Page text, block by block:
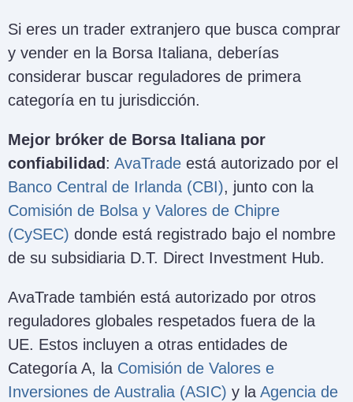
Si eres un trader extranjero que busca comprar
y vender en la Borsa Italiana, deberías
considerar buscar reguladores de primera
categoría en tu jurisdicción.
Mejor bróker de Borsa Italiana por
confiabilidad : AvaTrade está autorizado por el
Banco Central de Irlanda (CBI), junto con la
Comisión de Bolsa y Valores de Chipre
(CySEC) donde está registrado bajo el nombre
de su subsidiaria D.T. Direct Investment Hub.
AvaTrade también está autorizado por otros
reguladores globales respetados fuera de la
UE. Estos incluyen a otras entidades de
Categoría A, la Comisión de Valores e
Inversiones de Australia (ASIC) y la Agencia de